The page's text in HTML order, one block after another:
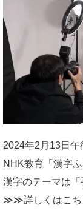
2024年2月13日
NHK教育「漢字
漢字のテーマは「
≫≫詳しくはこ